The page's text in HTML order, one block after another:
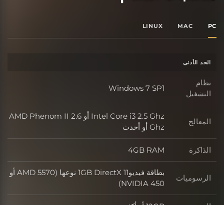
PC
MAC
LINUX
الحد الأدنى
نظام
التشغيل
Windows 7 SP1
المعالج
Intel Core i3 2.5 Ghz أو AMD Phenom II 2.6
Ghz أو أحدث
الذاكرة 4GB RAM
الرسوميات
بطاقة فيديو1GB DirectX 11 نوعها (AMD 5570 أو
NVIDIA 450)